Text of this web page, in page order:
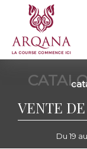
VENTE
Du 19